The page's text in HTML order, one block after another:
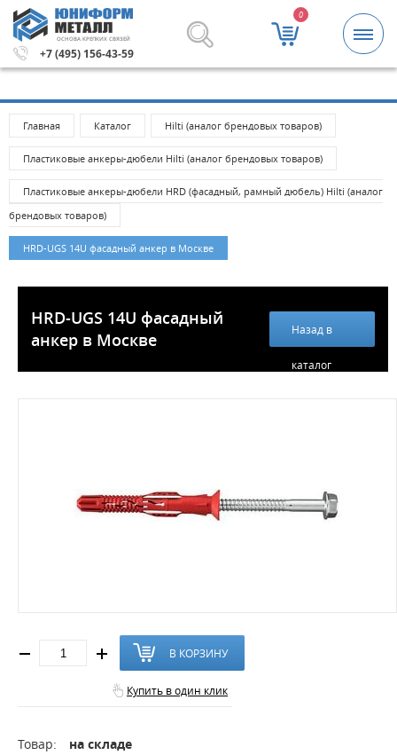
ОСНОВА КРЕПКИХ СВЯЗЕЙ
+7 (495) 156-43-59
0
5000 рублей. Метизы и крепежные изделия
Главная Каталог Hilti (аналог брендовых товаров)
Пластиковые анкеры-дюбели Hilti (аналог брендовых товаров)
Пластиковые анкеры-дюбели HRD (фасадный, рамный дюбель) Hilti (аналог
брендовых товаров)
HRD-UGS 14U фасадный анкер в Москве
HRD-UGS 14U фасадный
анкер в Москве
Назад в
каталог
В КОРЗИНУ
Купить в один клик
Товар:
на складе